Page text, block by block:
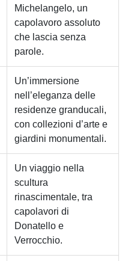
Michelangelo, un
capolavoro assoluto
che lascia senza
parole.
Un’immersione
nell’eleganza delle
residenze granducali,
con collezioni d’arte e
giardini monumentali.
Un viaggio nella
scultura
rinascimentale, tra
capolavori di
Donatello e
Verrocchio.